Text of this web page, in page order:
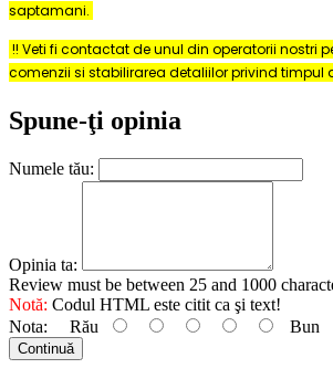
saptamani.
!! Veti fi contactat de unul din operatorii nostri
comenzii si stabilirarea detaliilor privind timpul
Spune-ţi opinia
Numele tău:
Opinia ta:
Review must be between 25 and 1000
Notă: Codul HTML este citit ca şi text!
Nota:
Rău Bun
Continuă